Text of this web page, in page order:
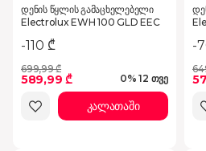
დენის წყლის გამაცხელებელი
Electrolux EWH 100 GLD EEC
-110 ₾
699,99 ₾
589,99 ₾ 0% 12 თვე
კალათაში
-